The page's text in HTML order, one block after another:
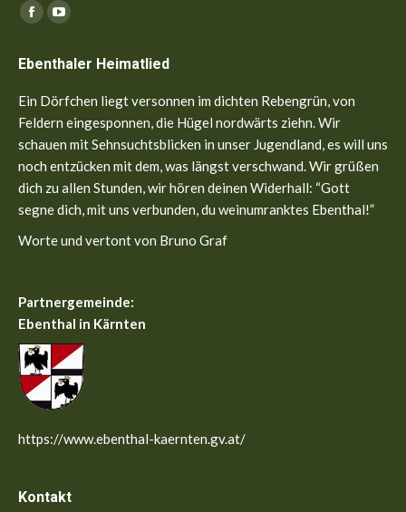
Finden Sie uns auf:
Facebook
opens
in
new
window
YouTube
opens
in
new
window
Ebenthaler Heimatlied
Ein Dörfchen liegt versonnen im dichten Rebengrün, von
Feldern eingesponnen, die Hügel nordwärts ziehn. Wir
schauen mit Sehnsuchtsblicken in unser Jugendland, es will uns
noch entzücken mit dem, was längst verschwand. Wir grüßen
dich zu allen Stunden, wir hören deinen Widerhall: “Gott
segne dich, mit uns verbunden, du weinumranktes Ebenthal!”
Worte und vertont von Bruno Graf
Partnergemeinde:
Ebenthal in Kärnten
https://www.ebenthal-kaernten.gv.at/
Kontakt